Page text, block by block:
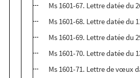
Ms 1601-67. Lettre datée du
Ms 1601-68. Lettre datée du
Ms 1601-69. Lettre datée du
Ms 1601-70. Lettre datée du
Ms 1601-71. Lettre de vœux